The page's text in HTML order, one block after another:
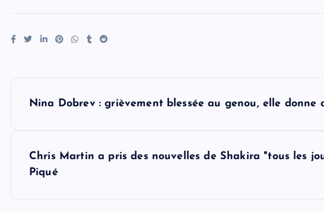
Nina Dobrev : grièvement blessée au genou, elle donne
Chris Martin a pris des nouvelles de Shakira "tous les
Piqué